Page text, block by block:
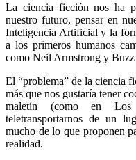
La ciencia ficción nos ha
nuestro futuro, pensar en
Inteligencia Artificial y la
a los primeros humanos
como Neil Armstrong y
El “problema” de la ciencia
más que nos gustaría tener
maletín (como en Los
teletransportarnos de un
mucho de lo que proponen
realidad.